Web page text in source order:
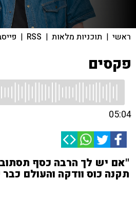
ראשי | תוכניות מלאות |
RSS
|
פקסים
05:04
"אם יש לך הרבה כסף
תקנה כוס וודקה והעולם